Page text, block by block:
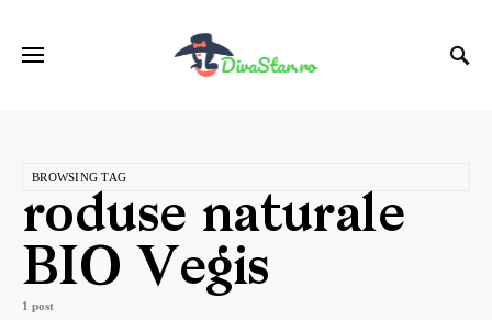
BROWSING TAG
roduse naturale
BIO Vegis
1 post